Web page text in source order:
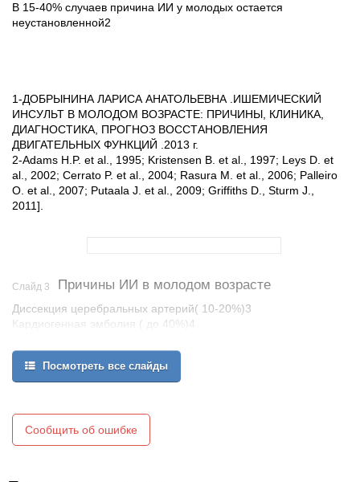
В 15-40% случаев причина ИИ у молодых остается
неустановленной2
1-ДОБРЫНИНА ЛАРИСА АНАТОЛЬЕВНА .ИШЕМИЧЕСКИЙ
ИНСУЛЬТ В МОЛОДОМ ВОЗРАСТЕ: ПРИЧИНЫ, КЛИНИКА,
ДИАГНОСТИКА, ПРОГНОЗ ВОССТАНОВЛЕНИЯ
ДВИГАТЕЛЬНЫХ ФУНКЦИЙ .2013 г.
2-Adams H.P. et al., 1995; Kristensen B. et al., 1997; Leys D. et
al., 2002; Cerrato P. et al., 2004; Rasura M. et al., 2006; Palleiro
O. et al., 2007; Putaala J. et al., 2009; Griffiths D., Sturm J.,
2011].
Слайд 3 Причины ИИ в молодом возрасте
Диссекция церебральных артерий( 10-20%)3
Кардиогенная эмболия ( до 40%)4
Митохондриальныецитопатии
Тромбофилические состояния
Артерииты
Гипергомоцистеинемия
Дифференцированные дисплазии соединительной ткани
Полицитемия
Посмотреть все слайды
Сообщить об ошибке